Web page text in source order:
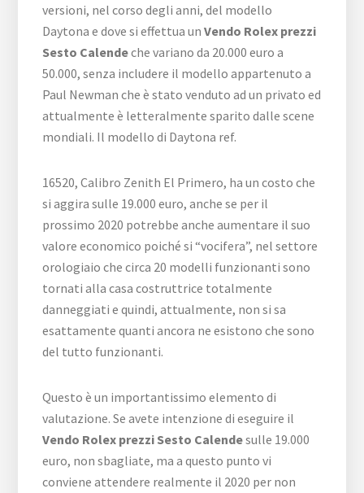
versioni, nel corso degli anni, del modello
Daytona e dove si effettua unVendo Rolex prezzi
Sesto Calendeche variano da 20.000 euro a
50.000, senza includere il modello appartenuto a
Paul Newman che è stato venduto ad un privato ed
attualmente è letteralmente sparito dalle scene
mondiali. Il modello di Daytona ref.
16520, Calibro Zenith El Primero, ha un costo che
si aggira sulle 19.000 euro, anche se per il
prossimo 2020 potrebbe anche aumentare il suo
valore economico poiché si “vocifera”, nel settore
orologiaio che circa 20 modelli funzionanti sono
tornati alla casa costruttrice totalmente
danneggiati e quindi, attualmente, non si sa
esattamente quanti ancora ne esistono che sono
del tutto funzionanti.
Questo è un importantissimo elemento di
valutazione. Se avete intenzione di eseguire il
Vendo Rolex prezzi Sesto Calendesulle 19.000
euro, non sbagliate, ma a questo punto vi
conviene attendere realmente il 2020 per non